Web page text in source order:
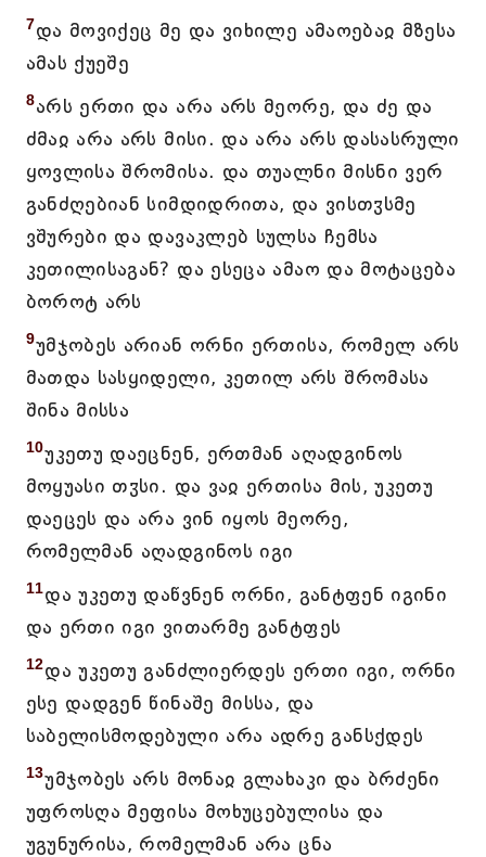
7და მოვიქეც მე და ვიხილე ამაოებაჲ მზესა
ამას ქუეშე
8არს ერთი და არა არს მეორე, და ძე და
ძმაჲ არა არს მისი. და არა არს დასასრული
ყოვლისა შრომისა. და თუალნი მისნი ვერ
განძღებიან სიმდიდრითა, და ვისთჳსმე
ვშურები და დავაკლებ სულსა ჩემსა
კეთილისაგან? და ესეცა ამაო და მოტაცება
ბოროტ არს
9უმჯობეს არიან ორნი ერთისა, რომელ არს
მათდა სასყიდელი, კეთილ არს შრომასა
შინა მისსა
10უკეთუ დაეცნენ, ერთმან აღადგინოს
მოყუასი თჳსი. და ვაჲ ერთისა მის, უკეთუ
დაეცეს და არა ვინ იყოს მეორე,
რომელმან აღადგინოს იგი
11და უკეთუ დაწვნენ ორნი, განტფენ იგინი
და ერთი იგი ვითარმე განტფეს
12და უკეთუ განძლიერდეს ერთი იგი, ორნი
ესე დადგენ წინაშე მისსა, და
საბელისმოდებული არა ადრე განსქდეს
13უმჯობეს არს მონაჲ გლახაკი და ბრძენი
უფროსღა მეფისა მოხუცებულისა და
უგუნურისა, რომელმან არა ცნა